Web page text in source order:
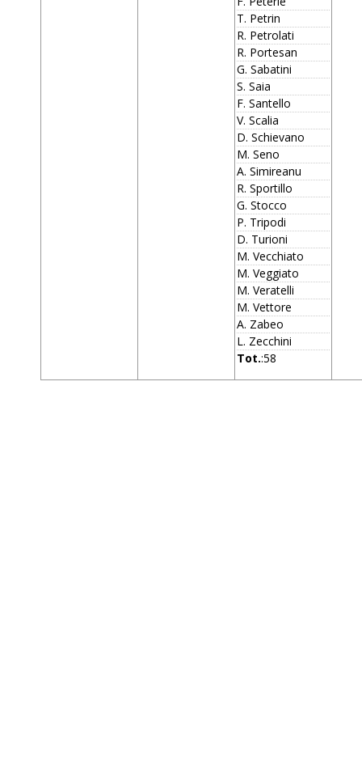
T. Petrin
R. Petrolati
R. Portesan
G. Sabatini
S. Saia
F. Santello
V. Scalia
D. Schievano
M. Seno
A. Simireanu
R. Sportillo
G. Stocco
P. Tripodi
D. Turioni
M. Vecchiato
M. Veggiato
M. Veratelli
M. Vettore
A. Zabeo
L. Zecchini
Tot.:58